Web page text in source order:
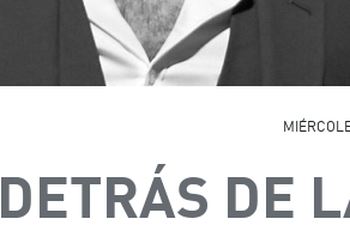
DETRÁS DE